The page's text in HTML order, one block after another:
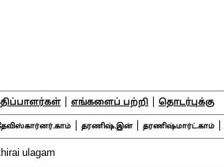
எங்களைப் பற்றி தொடர்புக்கு
| தரணிஷ்.இன்| தரணிஷ்மார்ட்.காம்|